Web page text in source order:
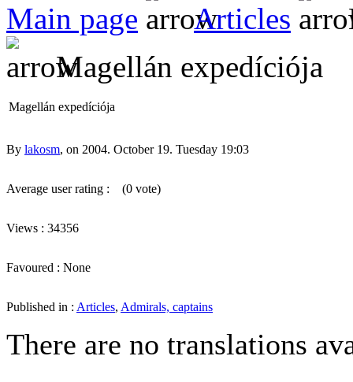
Main page Articles
Magellán expedíciója
Magellán expedíciója
By lakosm, on 2004. October 19. Tuesday 19:03
Average user rating : (0 vote)
Views : 34356
Favoured : None
Published in : Articles, Admirals, captains
There are no translations